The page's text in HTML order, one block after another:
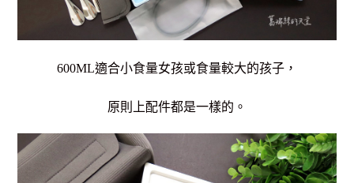
600ML適合小食量女孩或食量較大的孩子，
原則上配件都是一樣的。